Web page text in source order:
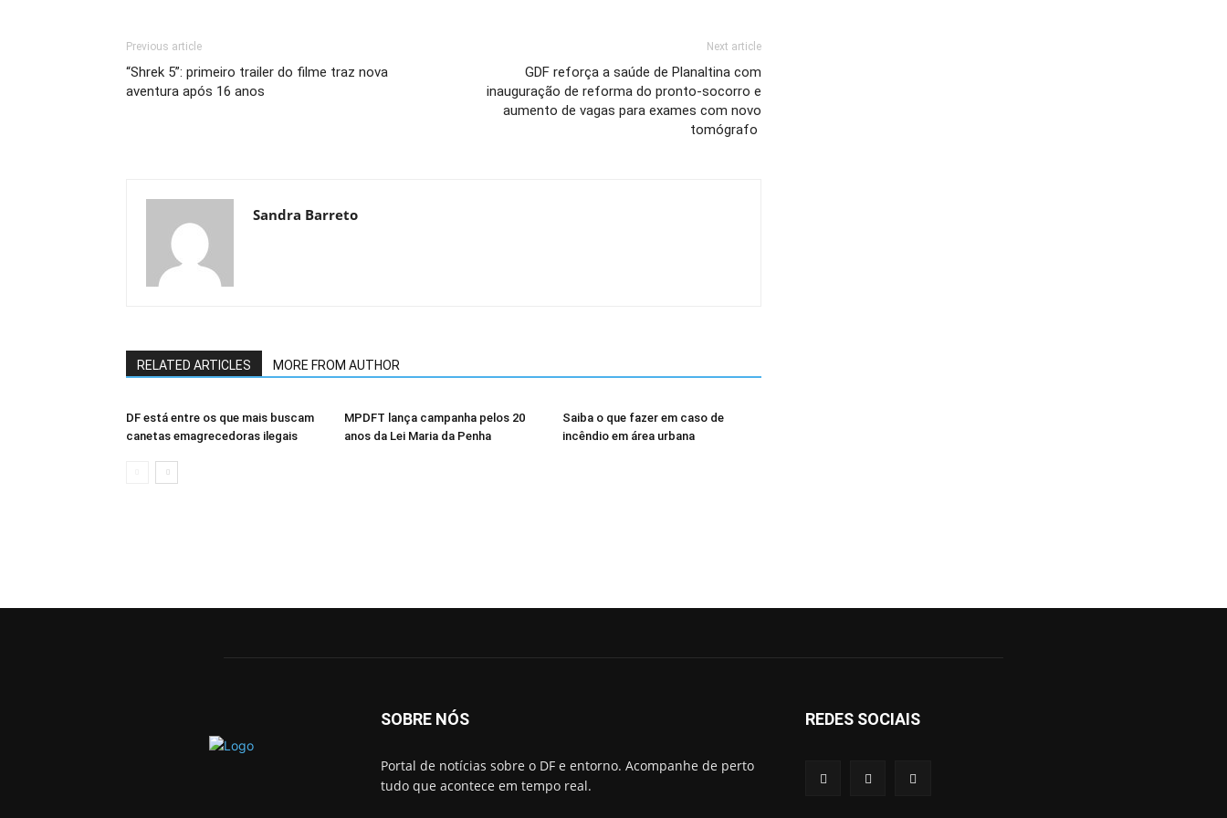
Previous article
“Shrek 5”: primeiro trailer do filme traz nova
aventura após 16 anos
Next article
GDF reforça a saúde de Planaltina com
inauguração de reforma do pronto-socorro e
aumento de vagas para exames com novo
tomógrafo
Sandra Barreto
RELATED ARTICLES MORE FROM AUTHOR
DF está entre os que mais buscam
canetas emagrecedoras ilegais
MPDFT lança campanha pelos 20
anos da Lei Maria da Penha
Saiba o que fazer em caso de
incêndio em área urbana
SOBRE NÓS
Portal de notícias sobre o DF e entorno. Acompanhe de perto
tudo que acontece em tempo real.
REDES SOCIAIS